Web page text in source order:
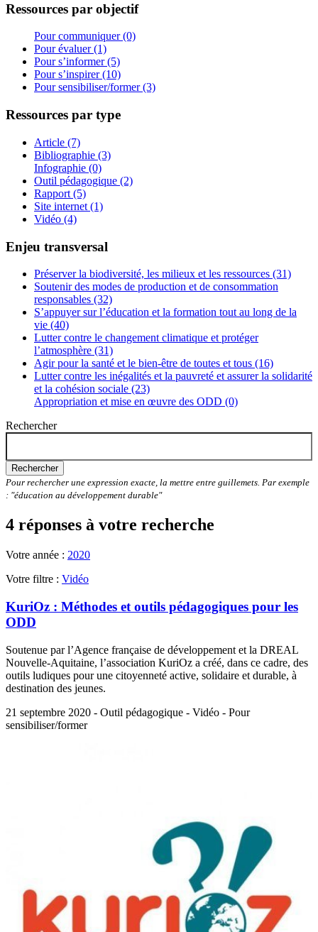
Ressources par objectif
Pour communiquer (0)
Pour évaluer (1)
Pour s’informer (5)
Pour s’inspirer (10)
Pour sensibiliser/former (3)
Ressources par type
Article (7)
Bibliographie (3)
Infographie (0)
Outil pédagogique (2)
Rapport (5)
Site internet (1)
Vidéo (4)
Enjeu transversal
Préserver la biodiversité, les milieux et les ressources (31)
Soutenir des modes de production et de consommation
responsables (32)
S’appuyer sur l’éducation et la formation tout au long de la
vie (40)
Lutter contre le changement climatique et protéger
l’atmosphère (31)
Agir pour la santé et le bien-être de toutes et tous (16)
Lutter contre les inégalités et la pauvreté et assurer la solidarité
et la cohésion sociale (23)
Appropriation et mise en œuvre des ODD (0)
Rechercher
Rechercher
Pour rechercher une expression exacte, la mettre entre guillemets. Par exemple
: "éducation au développement durable"
4 réponses à votre recherche
Votre année : 2020
Votre filtre : Vidéo
KuriOz : Méthodes et outils pédagogiques pour les
ODD
Soutenue par l’Agence française de développement et la DREAL
Nouvelle-Aquitaine, l’association KuriOz a créé, dans ce cadre, des
outils ludiques pour une citoyenneté active, solidaire et durable, à
destination des jeunes.
21 septembre 2020 - Outil pédagogique - Vidéo - Pour
sensibiliser/former